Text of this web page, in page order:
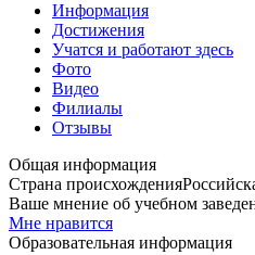
Информация
Достижения
Учатся и работают здесь
Фото
Видео
Филиалы
Отзывы
Общая информация
Страна происхождения
Ваше мнение об учебном
Мне нравится
Образовательная информация